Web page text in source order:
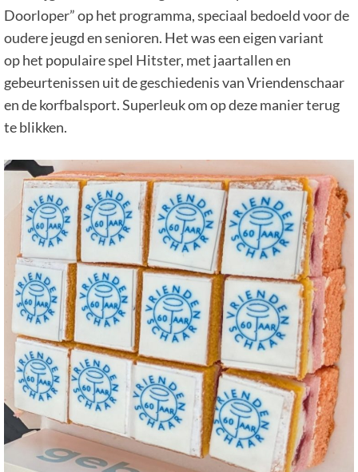
Doorloper” op het programma, speciaal bedoeld voor de
oudere jeugd en senioren. Het was een eigen variant
op het populaire spel Hitster, met jaartallen en
gebeurtenissen uit de geschiedenis van Vriendenschaar
en de korfbalsport. Superleuk om op deze manier terug
te blikken.